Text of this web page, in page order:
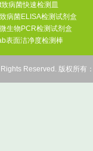
病菌快速检测皿
病菌ELISA检测试剂盒
生物PCR检测试剂盒
表面洁净度检测棒
Reserved. 版权所有